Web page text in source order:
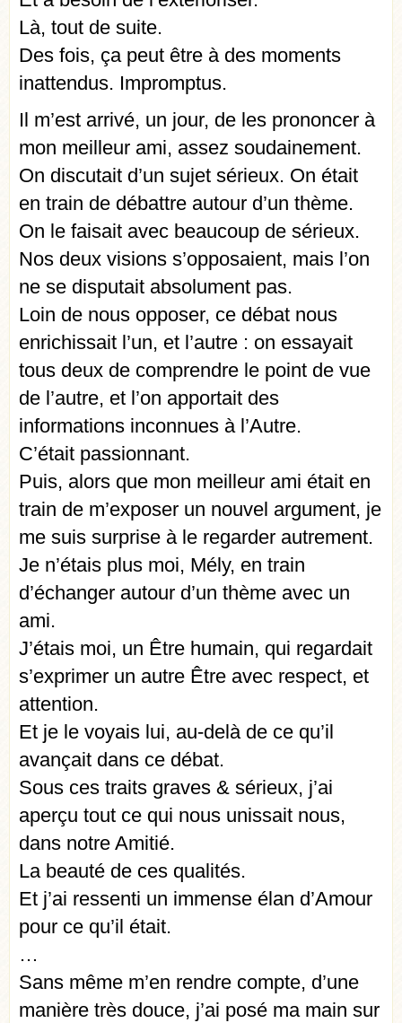
Là, tout de suite.
Des fois, ça peut être à des moments
inattendus. Impromptus.
Il m’est arrivé, un jour, de les prononcer à
mon meilleur ami, assez soudainement.
On discutait d’un sujet sérieux. On était
en train de débattre autour d’un thème.
On le faisait avec beaucoup de sérieux.
Nos deux visions s’opposaient, mais l’on
ne se disputait absolument pas.
Loin de nous opposer, ce débat nous
enrichissait l’un, et l’autre : on essayait
tous deux de comprendre le point de vue
de l’autre, et l’on apportait des
informations inconnues à l’Autre.
C’était passionnant.
Puis, alors que mon meilleur ami était en
train de m’exposer un nouvel argument, je
me suis surprise à le regarder autrement.
Je n’étais plus moi, Mély, en train
d’échanger autour d’un thème avec un
ami.
J’étais moi, un Être humain, qui regardait
s’exprimer un autre Être avec respect, et
attention.
Et je le voyais lui, au-delà de ce qu’il
avançait dans ce débat.
Sous ces traits graves & sérieux, j’ai
aperçu tout ce qui nous unissait nous,
dans notre Amitié.
La beauté de ces qualités.
Et j’ai ressenti un immense élan d’Amour
pour ce qu’il était.
…
Sans même m’en rendre compte, d’une
manière très douce, j’ai posé ma main sur